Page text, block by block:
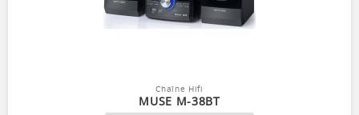
Chaîne Hifi
MUSE M-38BT